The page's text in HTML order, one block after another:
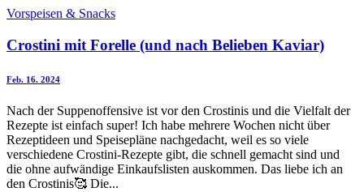
Vorspeisen & Snacks
Crostini mit Forelle (und nach Belieben Kaviar)
Feb. 16. 2024
Nach der Suppenoffensive ist vor den Crostinis und die Vielfalt der
Rezepte ist einfach super! Ich habe mehrere Wochen nicht über
Rezeptideen und Speisepläne nachgedacht, weil es so viele
verschiedene Crostini-Rezepte gibt, die schnell gemacht sind und
die ohne aufwändige Einkaufslisten auskommen. Das liebe ich an
den Crostinis🥰 Die...